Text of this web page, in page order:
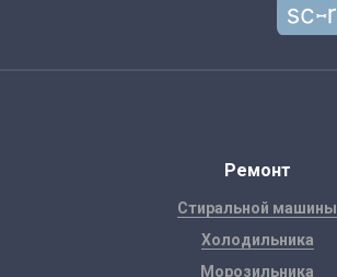
Ремонт
Стиральной машины
Холодильника
Морозильника